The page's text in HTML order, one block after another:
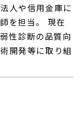
人や信用金庫に
を担当。 現在
性診断の品質向
開発等に取り組